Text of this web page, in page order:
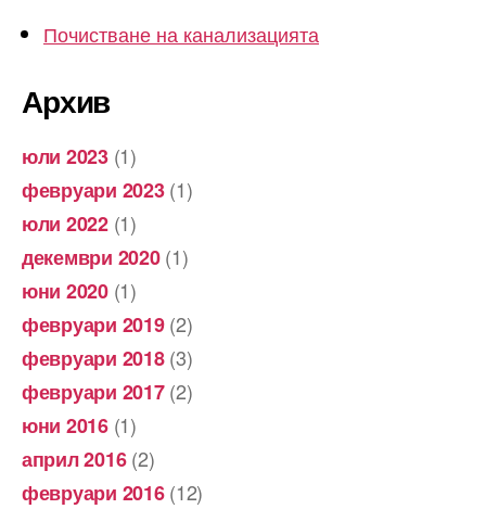
Почистване на канализацията
Архив
юли 2023(1)
февруари 2023(1)
юли 2022(1)
декември 2020(1)
юни 2020(1)
февруари 2019(2)
февруари 2018(3)
февруари 2017(2)
юни 2016(1)
април 2016(2)
февруари 2016(12)